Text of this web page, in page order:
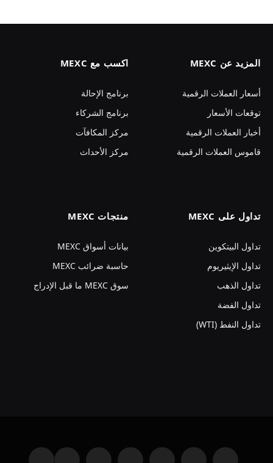
المزيد عن MEXC
أسعار العملات الرقمية
توقعات الأسعار
أخبار العملات الرقمية
قاموس العملات الرقمية
اكسب مع MEXC
برنامج الإحالة
برنامج الشركاء
مركز المكافآت
مركز الأحداث
تداول على MEXC
تداول البيتكوين
تداول الإيثيريوم
تداول الذهب
تداول الفضة
تداول النفط (WTI)
منتجات MEXC
بيانات أسواق MEXC
حاسبة ضرائب MEXC
سوق MEXC ما قبل الإدراج